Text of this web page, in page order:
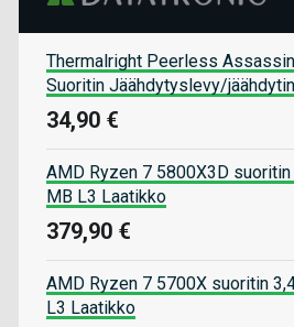
Thermalright Peerless
Suoritin Jäähdytyslevy/
34,90 €
AMD Ryzen 7 5800X3D suoritin
MB L3 Laatikko
379,90 €
AMD Ryzen 7 5700X suoritin
L3 Laatikko